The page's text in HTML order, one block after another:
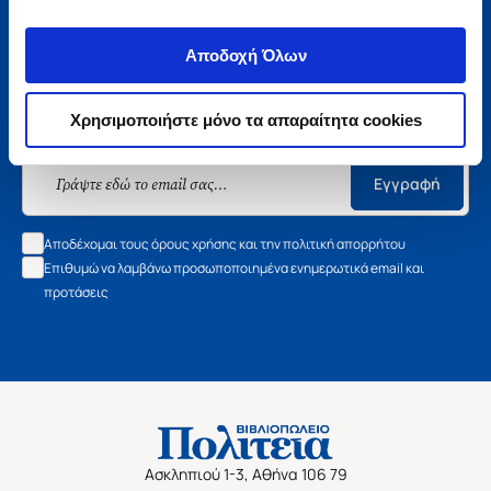
Αποδοχή Όλων
Χρησιμοποιήστε μόνο τα απαραίτητα cookies
Μάθετε τα νέα της Πολιτείας
Εγγραφείτε στο newsletter μας και μάθετε πρώτοι όλα τα
νέα βιβλία, τις εξαιρετικές τιμές και τις εκδηλώσεις μας.
Εγγραφή
Αποδέχομαι τους όρους χρήσης και την πολιτική απορρήτου
Επιθυμώ να λαμβάνω προσωποποιημένα ενημερωτικά email και
προτάσεις
Ασκληπιού 1-3, Αθήνα 106 79